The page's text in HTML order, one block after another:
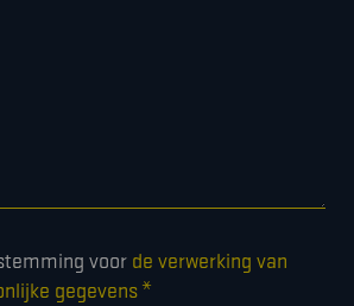
voor de verwerking van
gegevens*